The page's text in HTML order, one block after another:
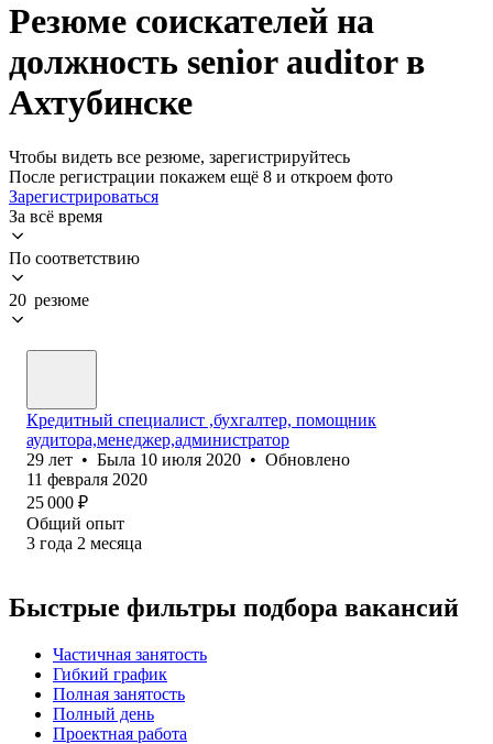
Резюме соискателей на
должность senior auditor в
Ахтубинске
Чтобы видеть все резюме, зарегистрируйтесь
После регистрации покажем ещё 8 и откроем фото
Зарегистрироваться
За всё время
По соответствию
20 резюме
Кредитный специалист ,бухгалтер, помощник
аудитора,менеджер,администратор
29 лет • Была 10 июля 2020 • Обновлено
11 февраля 2020
25 000 ₽
Общий опыт
3 года 2 месяца
Быстрые фильтры подбора вакансий
Частичная занятость
Гибкий график
Полная занятость
Полный день
Проектная работа